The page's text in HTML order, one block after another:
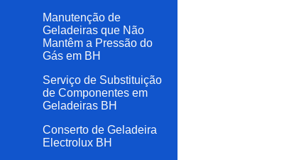
Manutenção de
Geladeiras que Não
Mantêm a Pressão do
Gás em BH
Serviço de Substituição
de Componentes em
Geladeiras BH
Conserto de Geladeira
Electrolux BH